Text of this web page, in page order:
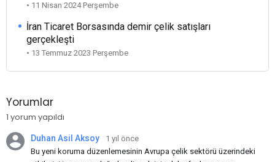
• 11 Nisan 2024 Perşembe
İran Ticaret Borsasında demir çelik satışları
gerçekleşti
• 13 Temmuz 2023 Perşembe
Yorumlar
1 yorum yapıldı
Duhan Asil Aksoy
1 yıl önce
Bu yeni koruma düzenlemesinin Avrupa çelik sektörü üzerindeki